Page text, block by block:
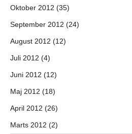
Oktober 2012 (35)
September 2012 (24)
August 2012 (12)
Juli 2012 (4)
Juni 2012 (12)
Maj 2012 (18)
April 2012 (26)
Marts 2012 (2)